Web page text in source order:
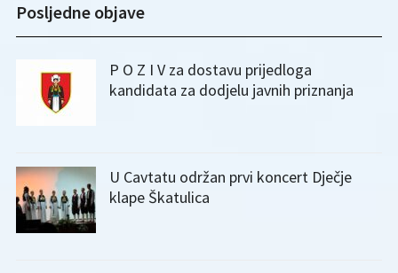
Posljedne objave
P O Z I V za dostavu prijedloga
kandidata za dodjelu javnih priznanja
U Cavtatu održan prvi koncert Dječje
klape Škatulica